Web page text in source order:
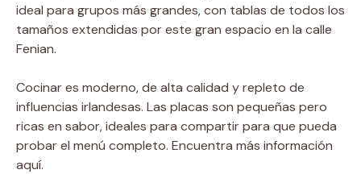
ideal para grupos más grandes, con tablas de todos los
tamaños extendidas por este gran espacio en la calle
Fenian.
Cocinar es moderno, de alta calidad y repleto de
influencias irlandesas. Las placas son pequeñas pero
ricas en sabor, ideales para compartir para que pueda
probar el menú completo. Encuentra más información
aquí.